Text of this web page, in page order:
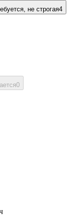
не строгая4
0